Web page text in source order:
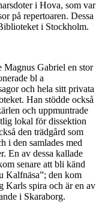
i Hova, som var
på repertoaren. Dessa
i Stockholm.
Magnus Gabriel en stor
bl a
och hela sitt privata
Han stödde också
och uppmuntrade
lokal för dissektion
den trädgård som
i den samlades med
En av dessa kallade
senare att bli känd
Kalfnäsa”; den kom
Karls spira och är en av
i Skaraborg.